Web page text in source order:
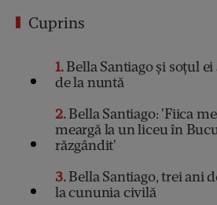
Cuprins
1Bella Santiago și soțul
de la nuntă
2Bella Santiago: 'Fiica
meargă la un liceu în
răzgândit'
3Bella Santiago, trei ani
la cununia civilă